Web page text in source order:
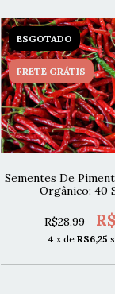
ESGOTADO
FRETE GRÁTIS
Sementes De
Orgânico: 40
R$28,99
4 x de R$6,25